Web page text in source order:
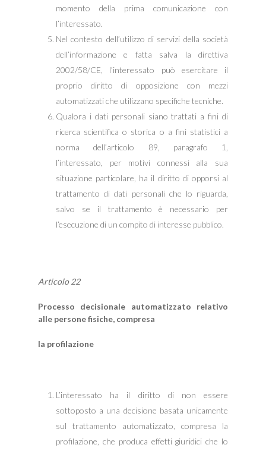
momento della prima comunicazione con
l’interessato.
Nel contesto dell’utilizzo di servizi della società
dell’informazione e fatta salva la direttiva
2002/58/CE, l’interessato può esercitare il
proprio diritto di opposizione con mezzi
automatizzati che utilizzano specifiche tecniche.
Qualora i dati personali siano trattati a fini di
ricerca scientifica o storica o a fini statistici a
norma dell’articolo 89, paragrafo 1,
l’interessato, per motivi connessi alla sua
situazione particolare, ha il diritto di opporsi al
trattamento di dati personali che lo riguarda,
salvo se il trattamento è necessario per
l’esecuzione di un compito di interesse pubblico.
Articolo 22
Processo decisionale automatizzato relativo
alle persone fisiche, compresa
la profilazione
L’interessato ha il diritto di non essere
sottoposto a una decisione basata unicamente
sul trattamento automatizzato, compresa la
profilazione, che produca effetti giuridici che lo